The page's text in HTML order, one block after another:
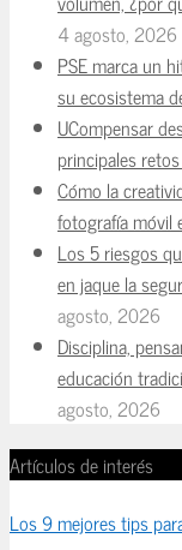
4 agosto, 2026
PSE marca un
su ecosistema
UCompensar
principales
Cómo la
fotografía móvil
Los 5 riesgos
en jaque la
agosto, 2026
Disciplina,
educación
agosto, 2026
Artículos de interés
Los 9 mejores tips